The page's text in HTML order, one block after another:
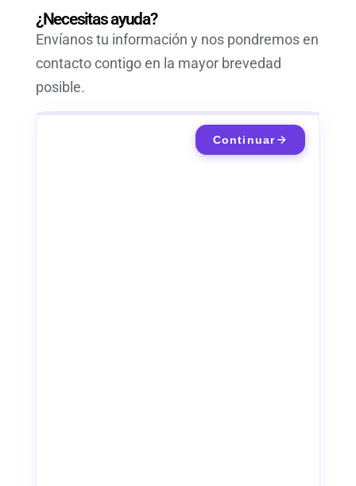
¿Necesitas ayuda?
Envíanos tu información y nos pondremos en
contacto contigo en la mayor brevedad
posible.
Continuar